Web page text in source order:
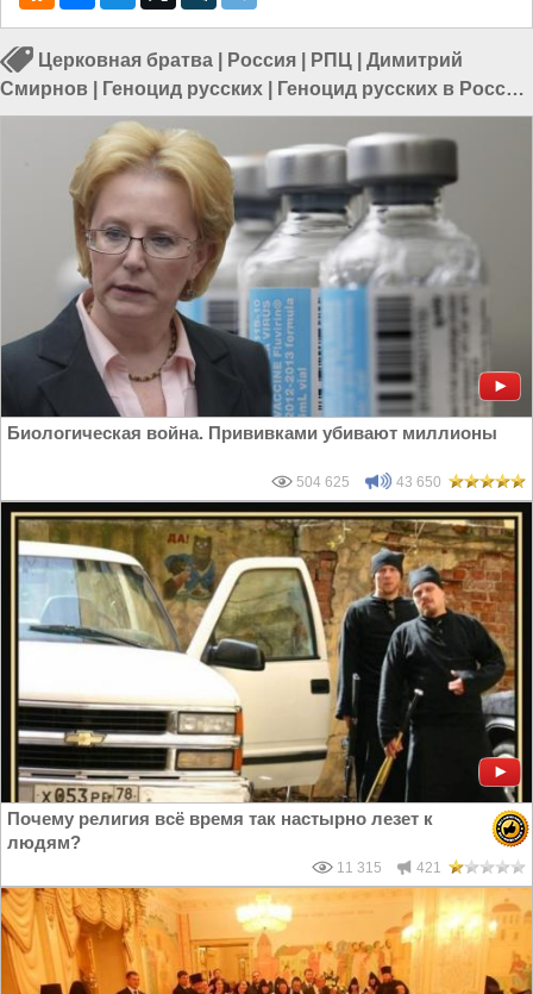
Церковная братва Россия РПЦ
Димитрий
Смирнов
Геноцид русских
Геноцид русских в России
|Геноцид в России
Биологическая война. Прививками убивают миллионы
504 625 43 650
Почему религия всё время так настырно лезет к
людям?
11 315 421